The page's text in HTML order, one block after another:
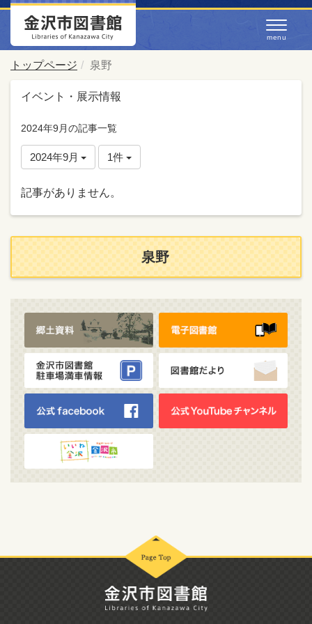
トップページ 泉野
イベント・展示情報
2024年9月の記事一覧
2024年9月 1件
記事がありません。
泉野